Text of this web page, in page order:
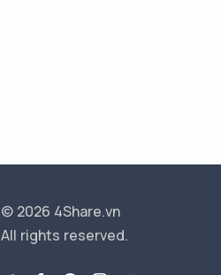
© 2026 4Share.vn
All rights reserved.